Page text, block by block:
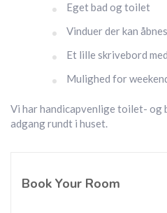
Eget bad og toilet
Vinduer der kan
Et lille skrivebord
Mulighed for
Vi har handicapvenlige toilet- og
adgang rundt i huset.
Book Your Room